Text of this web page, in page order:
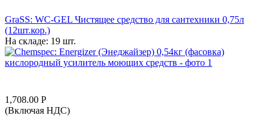
GraSS: WC-GEL Чистящее средство для сантехники 0,75л
(12шт.кор.)
На складе: 19 шт.
1,708.00 Р
(Включая НДС)